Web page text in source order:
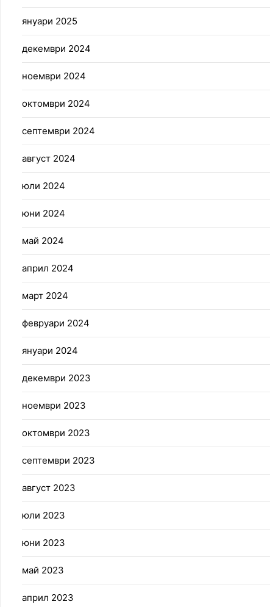
януари 2025
декември 2024
ноември 2024
октомври 2024
септември 2024
август 2024
юли 2024
юни 2024
май 2024
април 2024
март 2024
февруари 2024
януари 2024
декември 2023
ноември 2023
октомври 2023
септември 2023
август 2023
юли 2023
юни 2023
май 2023
април 2023